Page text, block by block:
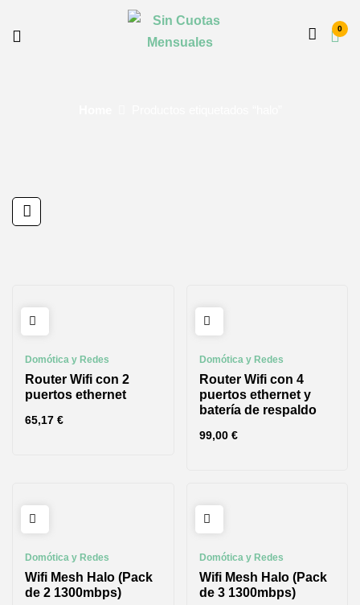
0
Domótica y Redes
Router Wifi con 2
puertos ethernet
65,17 €
Domótica y Redes
Router Wifi con 4
puertos ethernet y
batería de respaldo
99,00 €
Domótica y Redes
Wifi Mesh Halo (Pack
de 2 1300mbps)
Domótica y Redes
Wifi Mesh Halo (Pack
de 3 1300mbps)